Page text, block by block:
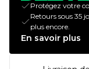
Protégez votre
Retours sous 35
plus encore.
En savoir plus